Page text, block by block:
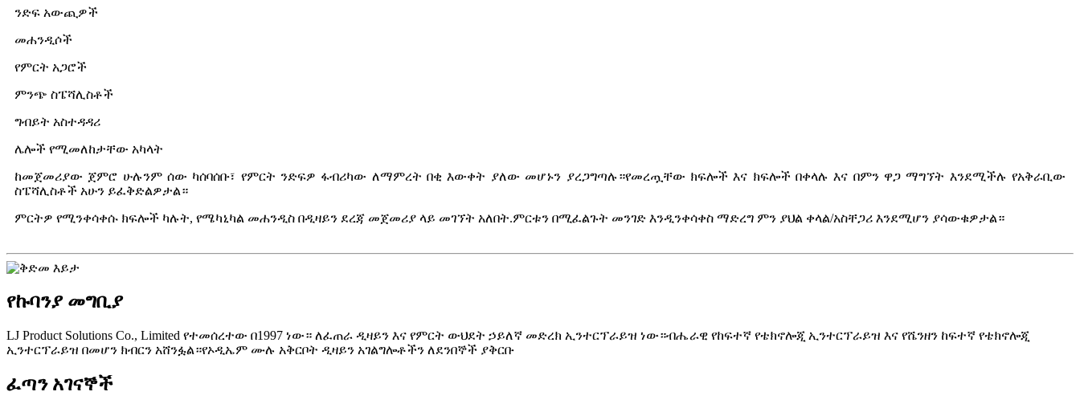
ንድፍ አውጪዎች
መሐንዲሶች
የምርት አጋሮች
ምንጭ ስፔሻሊስቶች
ግብይት አስተዳዳሪ
ሌሎች የሚመለከታቸው አካላት
ከመጀመሪያው ጀምሮ ሁሉንም ሰው ካሰባሰቡ፣ የምርት ንድፍዎ ፋብሪካው ለማምረት በቂ እውቀት ያለው መሆኑን ያረጋግጣሉ።የመረጧቸው ክፍሎች እና ክፍሎች በቀላሉ እና በምን ዋጋ ማግኘት እንደሚችሉ የአቅራቢው
ስፔሻሊስቶች አሁን ይፈቅድልዎታል።
ምርትዎ የሚንቀሳቀሱ ክፍሎች ካሉት, የሜካኒካል መሐንዲስ በዲዛይን ደረጃ መጀመሪያ ላይ መገኘት አለበት.ምርቱን በሚፈልጉት መንገድ እንዲንቀሳቀስ ማድረግ ምን ያህል ቀላል/አስቸጋሪ እንደሚሆን ያሳውቁዎታል።
የኩባንያ መግቢያ
LJ Product Solutions Co., Limited የተመሰረተው በ1997 ነው። ለፈጠራ ዲዛይን እና የምርት ውህደት ኃይለኛ መድረክ ኢንተርፕራይዝ ነው።ብሔራዊ የከፍተኛ የቴክኖሎጂ ኢንተርፕራይዝ እና የሼንዘን ከፍተኛ የቴክኖሎጂ
ኢንተርፕራይዝ በመሆን ክብርን አሸንፏል።የኦዲኤም ሙሉ አቅርቦት ዲዛይን አገልግሎቶችን ለደንበኞች ያቅርቡ
ፈጣን አገናኞች